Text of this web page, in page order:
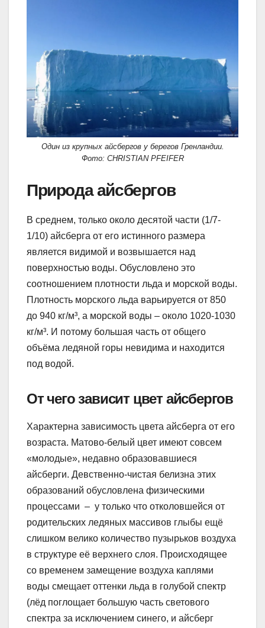
Один из крупных айсбергов у берегов Гренландии.
Фото: CHRISTIAN PFEIFER
Природа айсбергов
В среднем, только около десятой части (1/7-
1/10) айсберга от его истинного размера
является видимой и возвышается над
поверхностью воды. Обусловлено это
соотношением плотности льда и морской воды.
Плотность морского льда варьируется от 850
до 940 кг/м³, а морской воды – около 1020-1030
кг/м³. И потому большая часть от общего
объёма ледяной горы невидима и находится
под водой.
От чего зависит цвет айсбергов
Характерна зависимость цвета айсберга от его
возраста. Матово-белый цвет имеют совсем
«молодые», недавно образовавшиеся
айсберги. Девственно-чистая белизна этих
образований обусловлена физическими
процессами – у только что отколовшейся от
родительских ледяных массивов глыбы ещё
слишком велико количество пузырьков воздуха
в структуре её верхнего слоя. Происходящее
со временем замещение воздуха каплями
воды смещает оттенки льда в голубой спектр
(лёд поглощает большую часть светового
спектра за исключением синего, и айсберг